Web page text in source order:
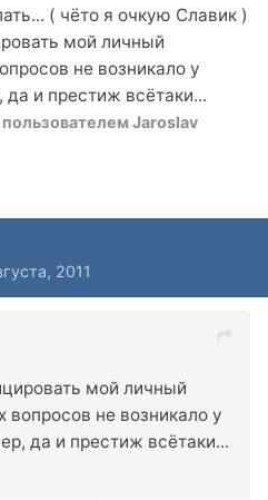
( чёто я очкую Славик )
мой личный
не возникало у
и престиж всётаки...
пользователем Jaroslav
2011
мой личный
вопросов не возникало у
да и престиж всётаки...